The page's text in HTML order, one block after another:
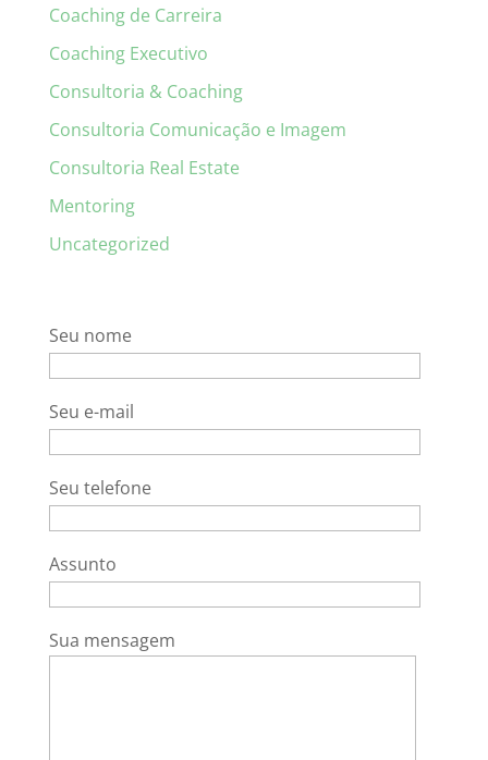
Coaching de Carreira
Coaching Executivo
Consultoria & Coaching
Consultoria Comunicação e Imagem
Consultoria Real Estate
Mentoring
Uncategorized
Seu nome
Seu e-mail
Seu telefone
Assunto
Sua mensagem